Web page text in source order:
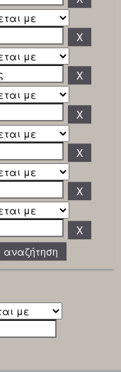
αναζήτηση